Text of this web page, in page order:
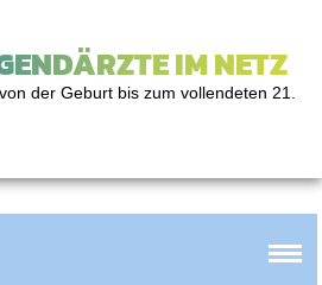
IM NETZ
der Geburt bis zum vollendeten 21.